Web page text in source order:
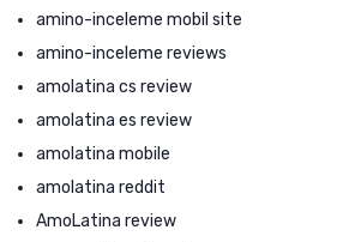
amino-inceleme mobil site
amino-inceleme reviews
amolatina cs review
amolatina es review
amolatina mobile
amolatina reddit
AmoLatina review